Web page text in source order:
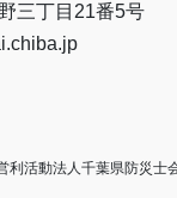
三丁目21番5号
活動法人千葉県防災士